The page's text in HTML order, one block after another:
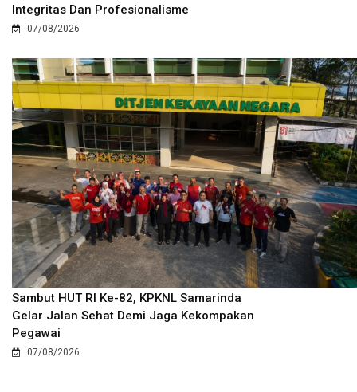
Integritas Dan Profesionalisme
07/08/2026
Sambut HUT RI Ke-82, KPKNL Samarinda
Gelar Jalan Sehat Demi Jaga Kekompakan
Pegawai
07/08/2026